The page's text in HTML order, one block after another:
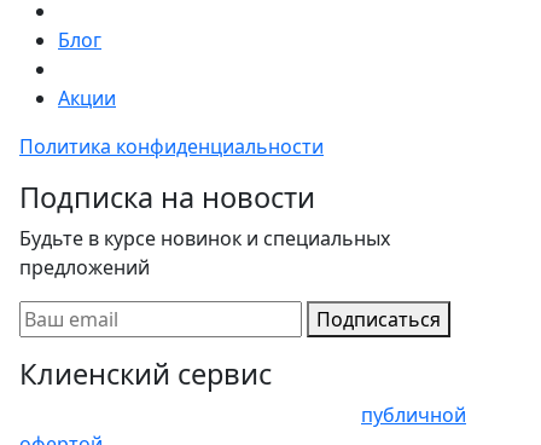
Блог
Акции
Политика конфиденциальности
Подписка на новости
Будьте в курсе новинок и специальных
предложений
Подписаться
Клиенский сервис
публичной